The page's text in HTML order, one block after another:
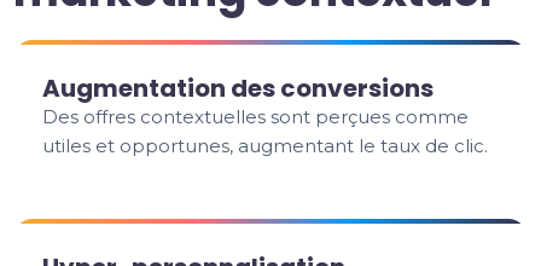
Augmentation des conversions
Des offres contextuelles sont perçues comme
utiles et opportunes, augmentant le taux de clic.